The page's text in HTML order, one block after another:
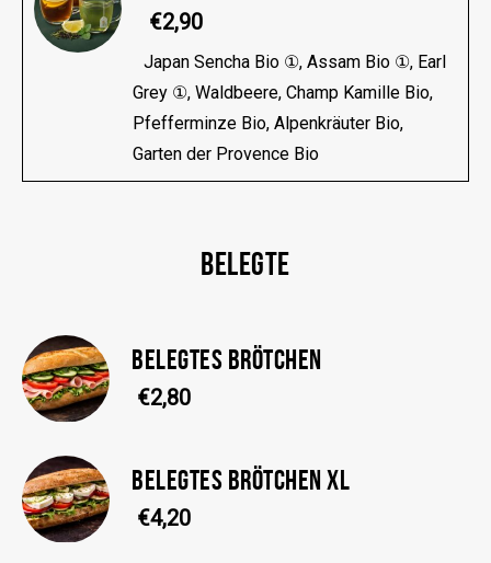
€2,90
Japan Sencha Bio ①, Assam Bio ①, Earl
Grey ①, Waldbeere, Champ Kamille Bio,
Pfefferminze Bio, Alpenkräuter Bio,
Garten der Provence Bio
BELEGTE
BELEGTES BRÖTCHEN
€2,80
BELEGTES BRÖTCHEN XL
€4,20